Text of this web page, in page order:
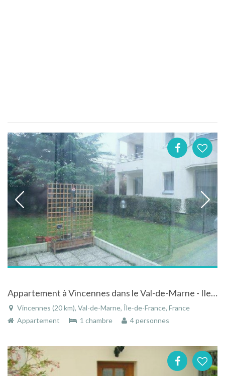
Appartement à Vincennes dans le Val-de-Marne - Ile-de-France
Vincennes (20 km), Val-de-Marne, Île-de-France, France
Appartement
1 chambre 4 personnes